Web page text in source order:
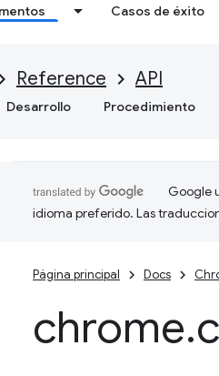
Casos de éxito
Reference API
Desarrollo Procedimiento
Google
idioma preferido. Las
Página principal Docs
chrome.